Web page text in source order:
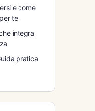
e come
te
integra
pratica